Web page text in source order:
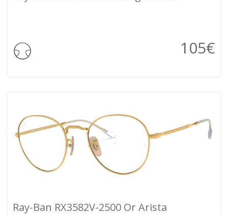
€
105
Ray-Ban RX3582V-2500 Or Arista